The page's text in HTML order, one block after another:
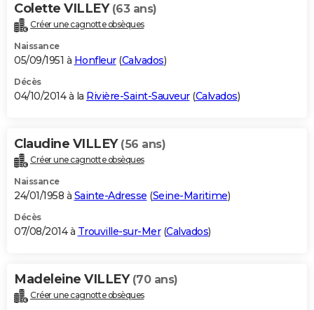
Colette VILLEY (63 ans)
Créer une cagnotte obsèques
Naissance
05/09/1951 à Honfleur(Calvados)
Décès
04/10/2014 à la Rivière-Saint-Sauveur(Calvados)
Claudine VILLEY (56 ans)
Créer une cagnotte obsèques
Naissance
24/01/1958 à Sainte-Adresse (Seine-Maritime)
Décès
07/08/2014 à Trouville-sur-Mer(Calvados)
Madeleine VILLEY (70 ans)
Créer une cagnotte obsèques